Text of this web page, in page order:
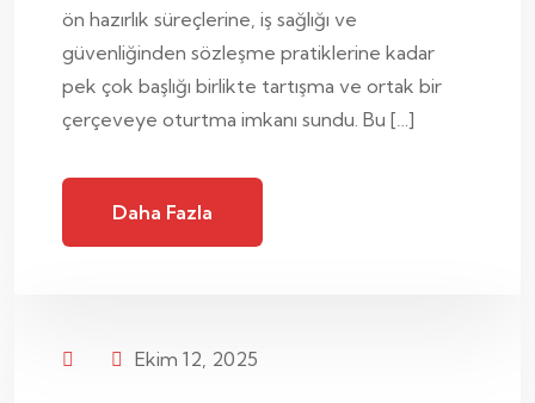
ön hazırlık süreçlerine, iş sağlığı ve
güvenliğinden sözleşme pratiklerine kadar
pek çok başlığı birlikte tartışma ve ortak bir
çerçeveye oturtma imkanı sundu. Bu […]
Daha Fazla
Ekim 12, 2025